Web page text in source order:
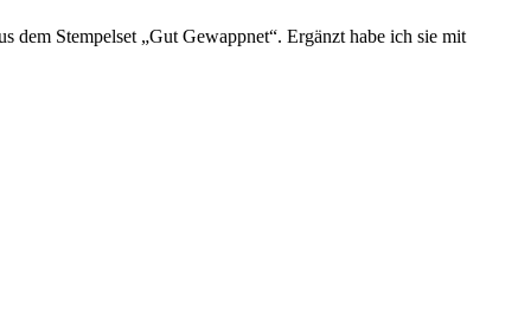
dem Stempelset „Gut Gewappnet“. Ergänzt habe ich sie mit